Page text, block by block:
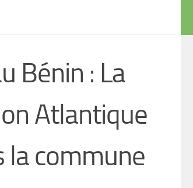
Bénin : La
Atlantique
la commune